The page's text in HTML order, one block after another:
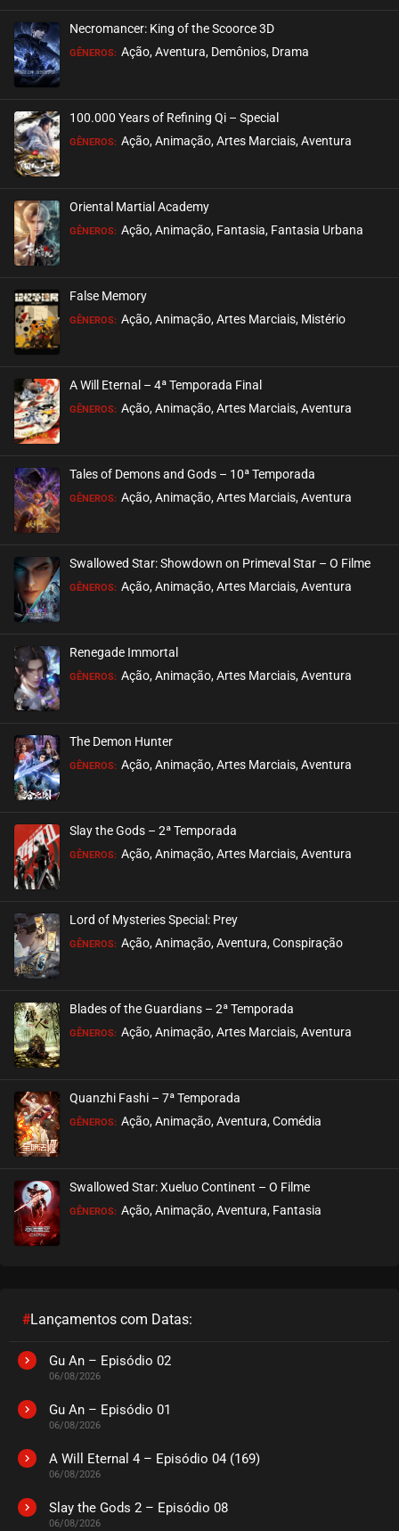
EPISÓDIO 22
janeiro 22, 2021
EPISÓDIO 21
janeiro 22, 2021
EPISÓDIO 20
janeiro 22, 2021
EPISÓDIO 19
janeiro 20, 2021
EPISÓDIO 18
janeiro 20, 2021
EPISÓDIO 17
janeiro 20, 2021
EPISÓDIO 16
janeiro 20, 2021
EPISÓDIO 15
janeiro 20, 2021
EPISÓDIO 14
EPISÓDIO 13
EPISÓDIO 12
EPISÓDIO 11
EPISÓDIO 10
EPISÓDIO 09
janeiro 17, 2021
janeiro 17, 2021
Necromancer: King of the Scoorce 3D
GÊNEROS: Ação, Aventura, Demônios, Drama
100.000 Years of Refining Qi – Special
GÊNEROS: Ação, Animação, Artes Marciais, Aventura
Oriental Martial Academy
GÊNEROS: Ação, Animação, Fantasia, Fantasia Urbana
False Memory
GÊNEROS: Ação, Animação, Artes Marciais, Mistério
A Will Eternal – 4ª Temporada Final
GÊNEROS: Ação, Animação, Artes Marciais, Aventura
Tales of Demons and Gods – 10ª Temporada
GÊNEROS: Ação, Animação, Artes Marciais, Aventura
Swallowed Star: Showdown on Primeval Star – O Filme
GÊNEROS: Ação, Animação, Artes Marciais, Aventura
Renegade Immortal
GÊNEROS: Ação, Animação, Artes Marciais, Aventura
The Demon Hunter
GÊNEROS: Ação, Animação, Artes Marciais, Aventura
Slay the Gods – 2ª Temporada
GÊNEROS: Ação, Animação, Artes Marciais, Aventura
Lord of Mysteries Special: Prey
GÊNEROS: Ação, Animação, Aventura, Conspiração
Blades of the Guardians – 2ª Temporada
GÊNEROS: Ação, Animação, Artes Marciais, Aventura
Quanzhi Fashi – 7ª Temporada
GÊNEROS: Ação, Animação, Aventura, Comédia
Swallowed Star: Xueluo Continent – O Filme
GÊNEROS: Ação, Animação, Aventura, Fantasia
#Lançamentos com Datas:
Gu An – Episódio 02
06/08/2026
Gu An – Episódio 01
06/08/2026
A Will Eternal 4 – Episódio 04 (169)
06/08/2026
Slay the Gods 2 – Episódio 08
06/08/2026